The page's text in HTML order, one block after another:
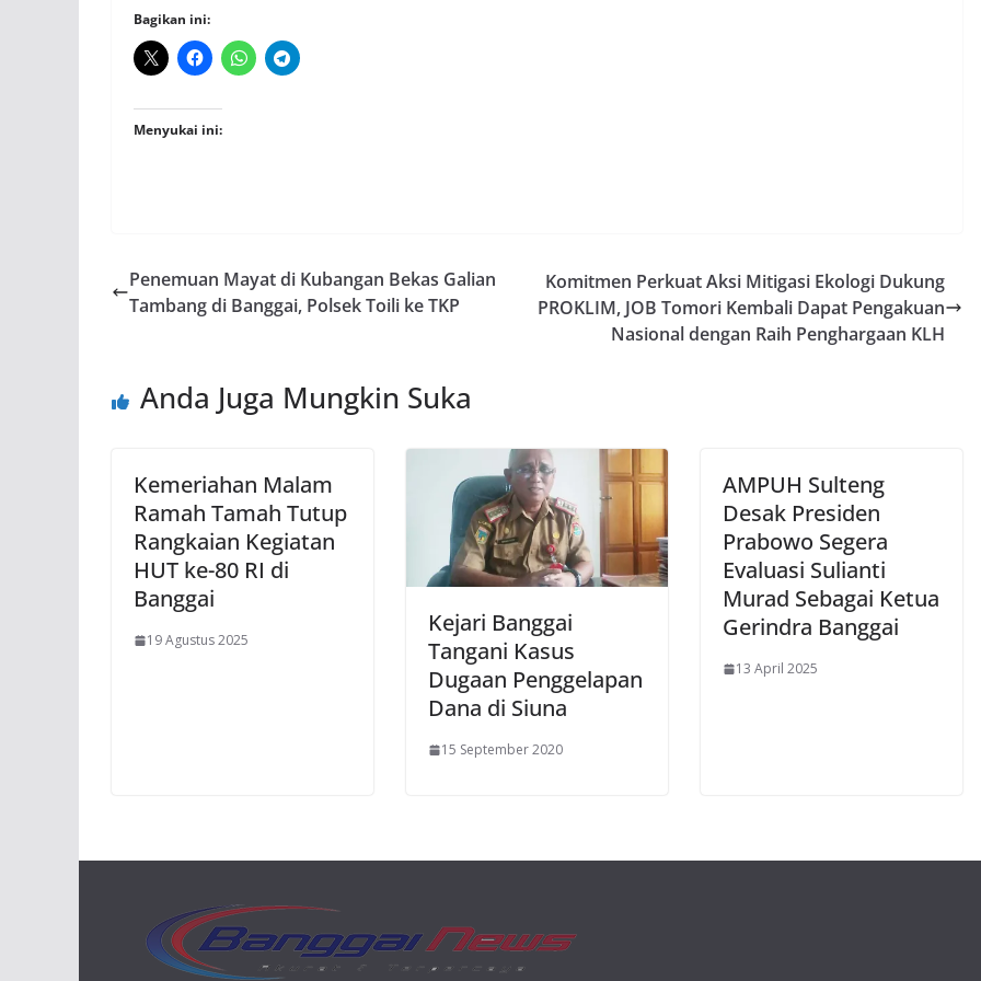
Bagikan ini:
Menyukai ini:
Penemuan Mayat di Kubangan Bekas Galian
Tambang di Banggai, Polsek Toili ke TKP
Komitmen Perkuat Aksi Mitigasi Ekologi Dukung
PROKLIM, JOB Tomori Kembali Dapat Pengakuan
Nasional dengan Raih Penghargaan KLH
Anda Juga Mungkin Suka
Kemeriahan Malam
Ramah Tamah Tutup
Rangkaian Kegiatan
HUT ke-80 RI di
Banggai
19 Agustus 2025
Kejari Banggai
Tangani Kasus
Dugaan Penggelapan
Dana di Siuna
15 September 2020
AMPUH Sulteng
Desak Presiden
Prabowo Segera
Evaluasi Sulianti
Murad Sebagai Ketua
Gerindra Banggai
13 April 2025